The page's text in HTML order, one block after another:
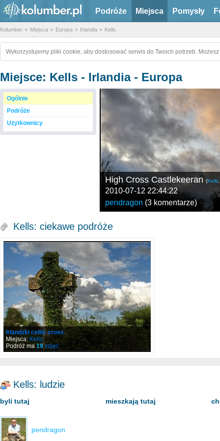
Podróże Miejsca Pomysły
Kolumber Miejsca Europa Irlandia Kells
Wykorzystujemy pliki cookie, aby dostosować serwis do Twoich potrzeb.
Miejsce: Kells - Irlandia - Europa
Ogólnie
Podróże
Użytkownicy
High Cross Castlekeeran (Kells
2010-07-12 22:44:22
pendragon (3 komentarze)
Kells: ciekawe podróże
Irlandzki celtic cross
Miejsca: Kells
Podróż ma19zdjęć
Kells: ludzie
byli tutaj
pendragon
mieszkają tutaj